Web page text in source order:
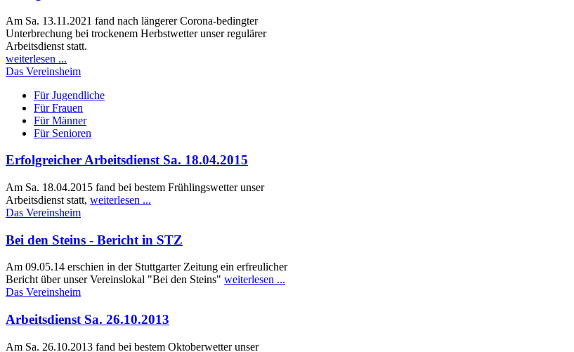
Am Sa. 13.11.2021 fand nach längerer Corona-bedingter
Unterbrechung bei trockenem Herbstwetter unser regulärer
Arbeitsdienst statt.
weiterlesen ...
Das Vereinsheim
Für Jugendliche
Für Frauen
Für Männer
Für Senioren
Erfolgreicher Arbeitsdienst Sa. 18.04.2015
Am Sa. 18.04.2015 fand bei bestem Frühlingswetter unser
Arbeitsdienst statt, weiterlesen ...
Das Vereinsheim
Bei den Steins - Bericht in STZ
Am 09.05.14 erschien in der Stuttgarter Zeitung ein erfreulicher
Bericht über unser Vereinslokal "Bei den Steins" weiterlesen ...
Das Vereinsheim
Arbeitsdienst Sa. 26.10.2013
Am Sa. 26.10.2013 fand bei bestem Oktoberwetter unser